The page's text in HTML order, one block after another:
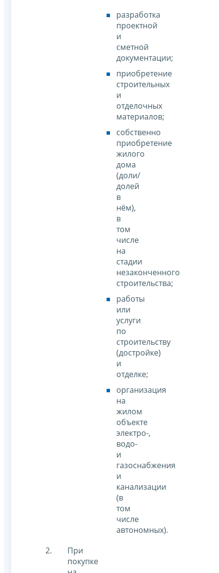
разработка
проектной
и
сметной
документации;
приобретение
строительных
и
отделочных
материалов;
собственно
приобретение
жилого
дома
(доли/
долей
в
нём),
в
том
числе
на
стадии
незаконченного
строительства;
работы
или
услуги
по
строительству
(достройке)
и
отделке;
организация
на
жилом
объекте
электро-,
водо-
и
газоснабжения
и
канализации
(в
том
числе
автономных).
При
покупке